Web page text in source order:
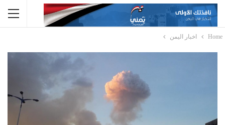
Home اخبار اليمن